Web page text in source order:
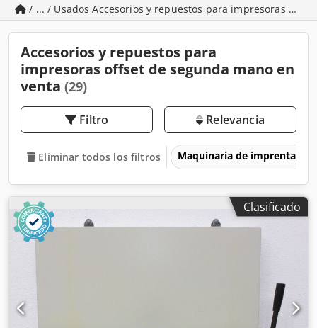
/ ... / Usados Accesorios y repuestos para impresoras
Accesorios y repuestos para
impresoras offset de segunda mano en
venta (29)
Filtro Relevancia
Eliminar todos los filtros Maquinaria de imprenta y
Clasificado